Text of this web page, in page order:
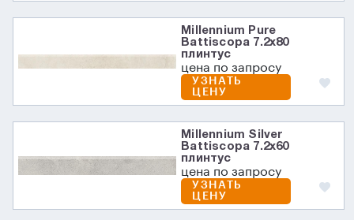
Millennium Pure
Battiscopa 7.2х80
плинтус
цена по запросу
УЗНАТЬ
ЦЕНУ
Millennium Silver
Battiscopa 7.2х60
плинтус
цена по запросу
УЗНАТЬ
ЦЕНУ